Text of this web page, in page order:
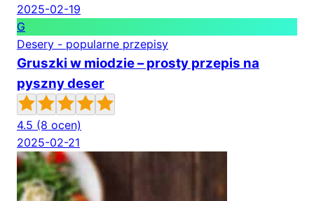
2025-02-19
G
Desery - popularne przepisy
Gruszki w miodzie – prosty przepis na
pyszny deser
4.5 (8 ocen)
2025-02-21